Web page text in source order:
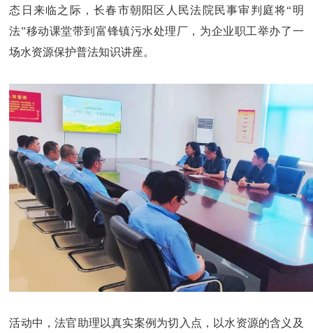
态日来临之际，长春市朝阳区人民法院民事审判庭将“明
法”移动课堂带到富锋镇污水处理厂，为企业职工举办了一
场水资源保护普法知识讲座。
活动中，法官助理以真实案例为切入点，以水资源的含义及